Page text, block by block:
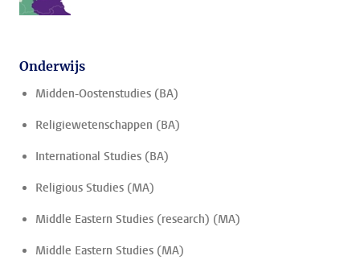
Onderwijs
Midden-Oostenstudies (BA)
Religiewetenschappen (BA)
International Studies (BA)
Religious Studies (MA)
Middle Eastern Studies (research) (MA)
Middle Eastern Studies (MA)